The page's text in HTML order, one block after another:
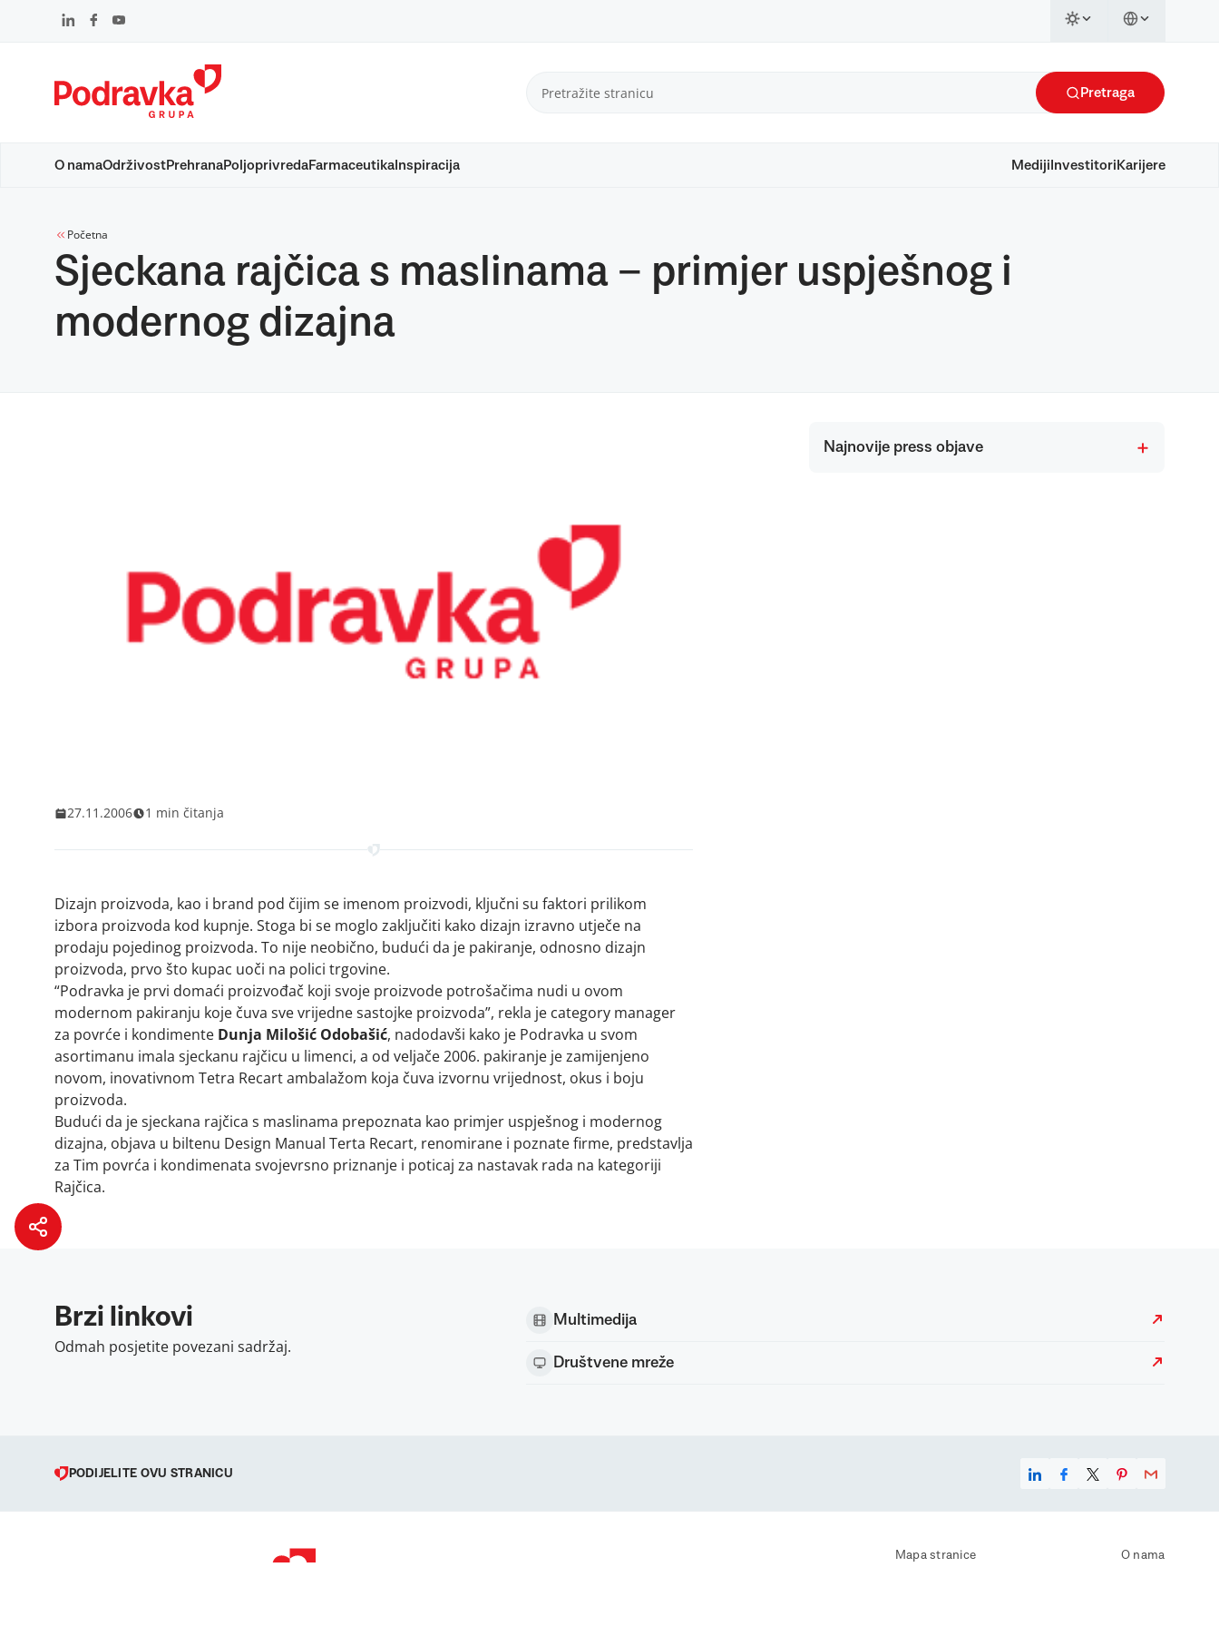
Pretraga
O namaOdrživostPrehranaPoljoprivredaFarmaceutikaInspiracija Mediji Investitori Karijere
Početna
Sjeckana rajčica s maslinama – primjer uspješnog i
modernog dizajna
27.11.2006 1 min čitanja
Dizajn proizvoda, kao i brand pod čijim se imenom proizvodi, ključni su faktori prilikom
izbora proizvoda kod kupnje. Stoga bi se moglo zaključiti kako dizajn izravno utječe na
prodaju pojedinog proizvoda. To nije neobično, budući da je pakiranje, odnosno dizajn
proizvoda, prvo što kupac uoči na polici trgovine.
“Podravka je prvi domaći proizvođač koji svoje proizvode potrošačima nudi u ovom
modernom pakiranju koje čuva sve vrijedne sastojke proizvoda”, rekla je category manager
za povrće i kondimente Dunja Milošić Odobašić, nadodavši kako je Podravka u svom
asortimanu imala sjeckanu rajčicu u limenci, a od veljače 2006. pakiranje je zamijenjeno
novom, inovativnom Tetra Recart ambalažom koja čuva izvornu vrijednost, okus i boju
proizvoda.
Budući da je sjeckana rajčica s maslinama prepoznata kao primjer uspješnog i modernog
dizajna, objava u biltenu Design Manual Terta Recart, renomirane i poznate firme, predstavlja
za Tim povrća i kondimenata svojevrsno priznanje i poticaj za nastavak rada na kategoriji
Rajčica.
Najnovije press objave
Brzi linkovi
Odmah posjetite povezani sadržaj.
Multimedija
Društvene mreže
PODIJELITE OVU STRANICU
Mapa stranice
O nama